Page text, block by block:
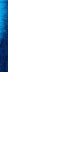
151,00 lei.